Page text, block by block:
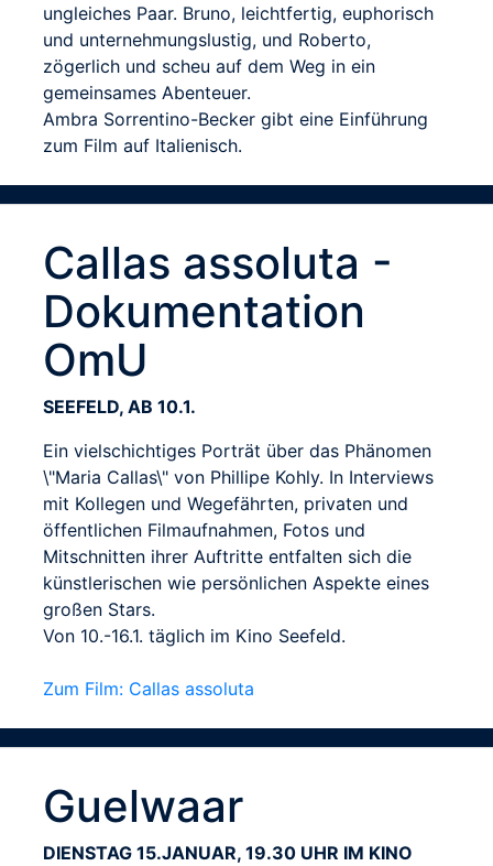
ungleiches Paar. Bruno, leichtfertig, euphorisch
und unternehmungslustig, und Roberto,
zögerlich und scheu auf dem Weg in ein
gemeinsames Abenteuer.
Ambra Sorrentino-Becker gibt eine Einführung
zum Film auf Italienisch.
Callas assoluta -
Dokumentation
OmU
SEEFELD, AB 10.1.
Ein vielschichtiges Porträt über das Phänomen
\"Maria Callas\" von Phillipe Kohly. In Interviews
mit Kollegen und Wegefährten, privaten und
öffentlichen Filmaufnahmen, Fotos und
Mitschnitten ihrer Auftritte entfalten sich die
künstlerischen wie persönlichen Aspekte eines
großen Stars.
Von 10.-16.1. täglich im Kino Seefeld.
Zum Film: Callas assoluta
Guelwaar
DIENSTAG 15.JANUAR, 19.30 UHR IM KINO